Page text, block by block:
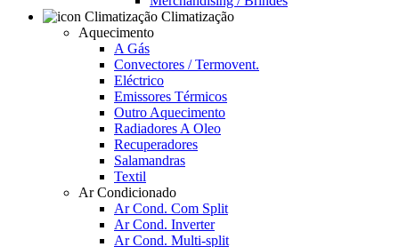
Climatização
Aquecimento
A Gás
Convectores / Termovent.
Eléctrico
Emissores Térmicos
Outro Aquecimento
Radiadores A Oleo
Recuperadores
Salamandras
Textil
Ar Condicionado
Ar Cond. Com Split
Ar Cond. Inverter
Ar Cond. Multi-split